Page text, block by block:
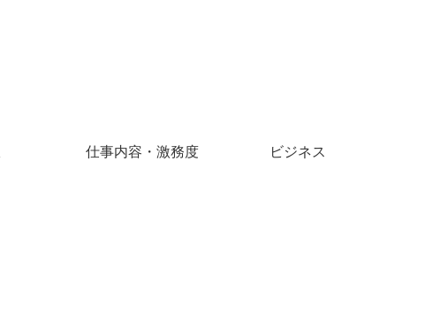
仕事内容・激務度 ビジネス